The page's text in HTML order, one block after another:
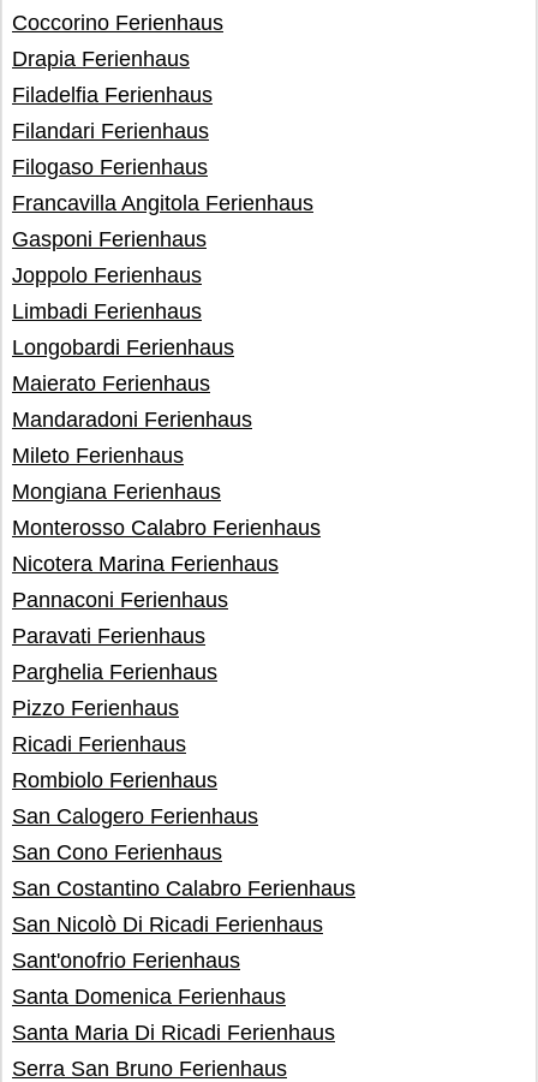
Coccorino Ferienhaus
Drapia Ferienhaus
Filadelfia Ferienhaus
Filandari Ferienhaus
Filogaso Ferienhaus
Francavilla Angitola Ferienhaus
Gasponi Ferienhaus
Joppolo Ferienhaus
Limbadi Ferienhaus
Longobardi Ferienhaus
Maierato Ferienhaus
Mandaradoni Ferienhaus
Mileto Ferienhaus
Mongiana Ferienhaus
Monterosso Calabro Ferienhaus
Nicotera Marina Ferienhaus
Pannaconi Ferienhaus
Paravati Ferienhaus
Parghelia Ferienhaus
Pizzo Ferienhaus
Ricadi Ferienhaus
Rombiolo Ferienhaus
San Calogero Ferienhaus
San Cono Ferienhaus
San Costantino Calabro Ferienhaus
San Nicolò Di Ricadi Ferienhaus
Sant'onofrio Ferienhaus
Santa Domenica Ferienhaus
Santa Maria Di Ricadi Ferienhaus
Serra San Bruno Ferienhaus